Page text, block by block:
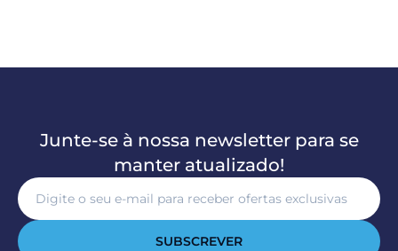
Junte-se à nossa newsletter para se
manter atualizado!
SUBSCREVER